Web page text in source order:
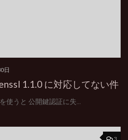
日
1.1.0 に対応してない件
使うと 公開鍵認証に失...